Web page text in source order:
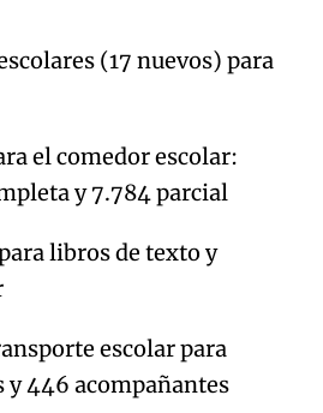
(17 nuevos) para
el comedor escolar:
y 7.784 parcial
libros de texto y
escolar para
y 446 acompañantes